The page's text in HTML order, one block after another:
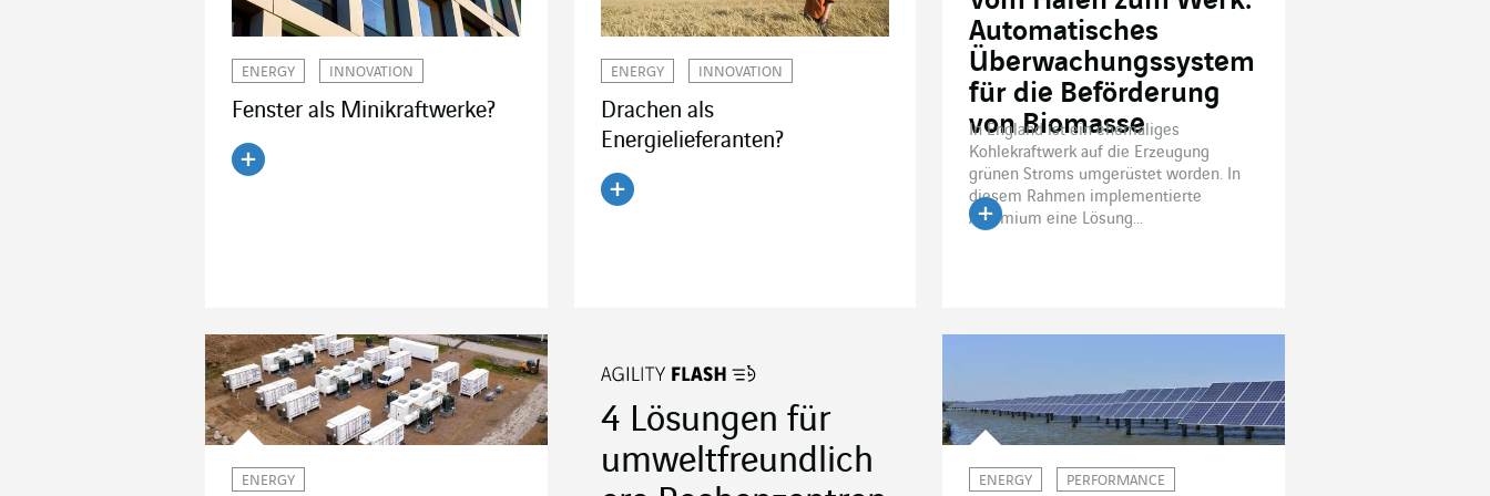
ENERGY INNOVATION
Fenster als Minikraftwerke?
ENERGY INNOVATION
Drachen als
Energielieferanten?
Automatisches
Überwachungssystem
für die Beförderung
von Biomasse
In England ist ein ehemaliges
Kohlekraftwerk auf die Erzeugung
grünen Stroms umgerüstet worden. In
diesem Rahmen implementierte
Actemium eine Lösung...
ENERGY
4 Lösungen für
umweltfreundlich
ENERGY PERFORMANCE